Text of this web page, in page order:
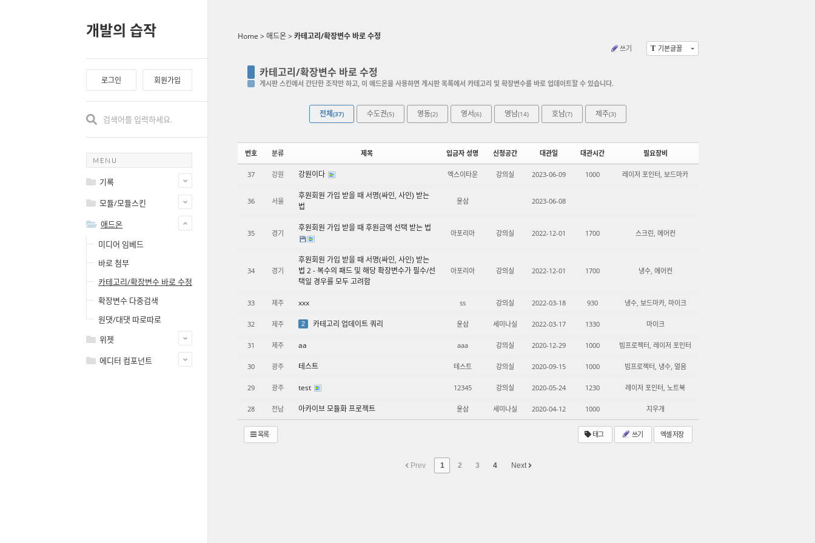
개발의 습작
로그인 회원가입
MENU
기록
모듈/모듈스킨
애드온
미디어 임베드
바로 첨부
카테고리/확장변수 바로 수정
확장변수 다중검색
원댓/대댓 따로따로
위젯
에디터 컴포넌트
Home >애드온>카테고리/확장변수 바로 수정
T 기본글꼴
쓰기
카테고리/확장변수 바로 수정
게시판 스킨에서 간단한 조작만 하고, 이 애드온을 사용하면 게시판 목록에서 카테고리 및 확장변수를 바로 업데이트할 수 있습니다.
전체 (37) 수도권(5) 영동(2) 영서(6) 영남(14) 호남(7) 제주(3)
번호 분류 제목 입금자 성명 신청공간 대관일 대관시간 필요장비
37 강원 강원이다 엑스이타운 강의실 2023-06-09 1000 레이저 포인터, 보드마카
36 서울
후원회원 가입 받을 때 서명(싸인, 사인) 받는
법
윤삼 2023-06-08
35 경기
후원회원 가입 받을 때 후원금액 선택 받는 법
아포리아 강의실 2022-12-01 1700 스크린, 에어컨
34 경기
후원회원 가입 받을 때 서명(싸인, 사인) 받는
법 2 - 복수의 패드 및 해당 확장변수가 필수/선
택일 경우를 모두 고려함
아포리아 강의실 2022-12-01 1700 냉수, 에어컨
33 제주 xxx ss 강의실 2022-03-18 930 냉수, 보드마카, 마이크
32 제주 카테고리 업데이트 쿼리
2 윤삼 세미나실 2022-03-17 1330 마이크
31 제주 aa aaa 강의실 2020-12-29 1000 빔프로젝터, 레이저 포인터
30 광주 테스트 테스트 강의실 2020-09-15 1000 빔프로젝터, 냉수, 얼음
29 광주 test 12345 강의실 2020-05-24 1230 레이저 포인터, 노트북
28 전남 아카이브 모듈화 프로젝트 윤삼 세미나실 2020-04-12 1000 지우개
목록 태그 쓰기 엑셀 저장
Prev 1 2 3 4 Next